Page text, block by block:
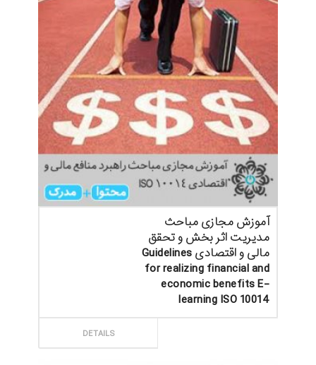
آموزش مجازی مباحث
مدیریت اثر بخش و تحقق
مالی و اقتصادی Guidelines
for realizing financial and
economic benefits E-
learning ISO 10014
DETAILS